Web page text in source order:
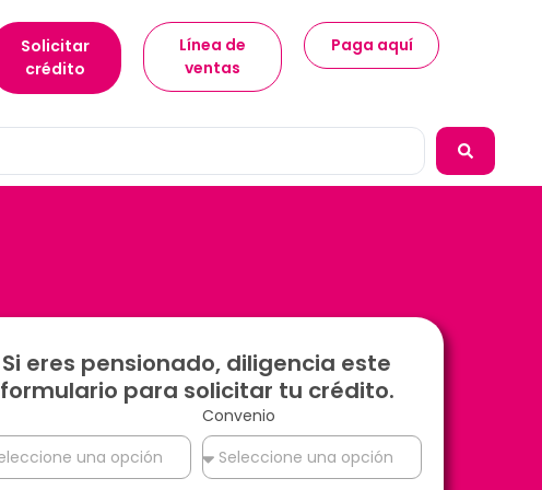
Solicitar
crédito
Línea de
ventas
Paga aquí
Si eres pensionado, diligencia este
formulario para solicitar tu crédito.
Convenio